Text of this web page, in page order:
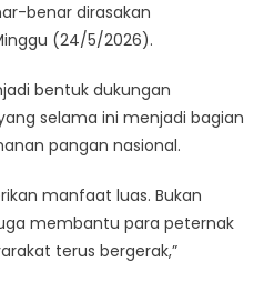
benar dirasakan
(24/5/2026).
bentuk dukungan
selama ini menjadi bagian
pangan nasional.
manfaat luas. Bukan
membantu para peternak
terus bergerak,”